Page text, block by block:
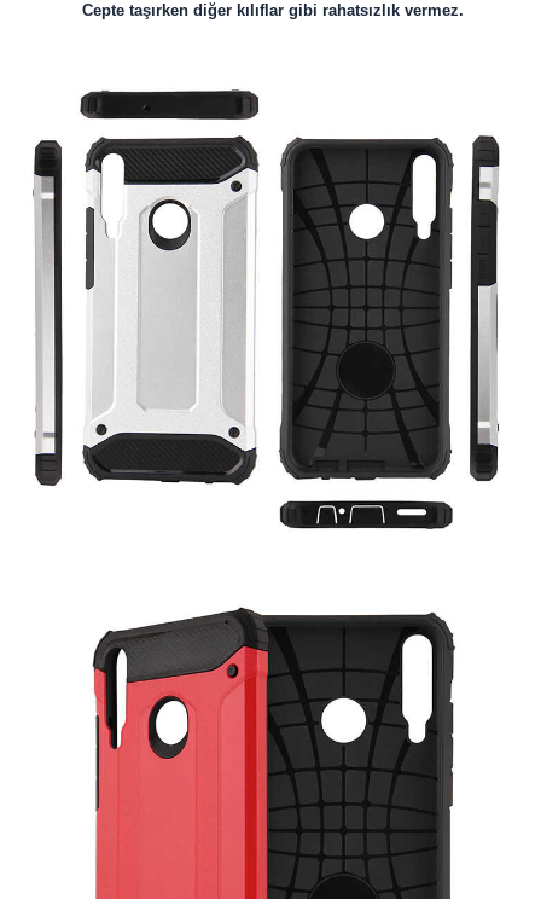
Cepte taşırken diğer kılıflar gibi rahatsızlık vermez.